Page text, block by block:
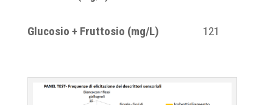
Glucosio + Fruttosio (mg/L) 121